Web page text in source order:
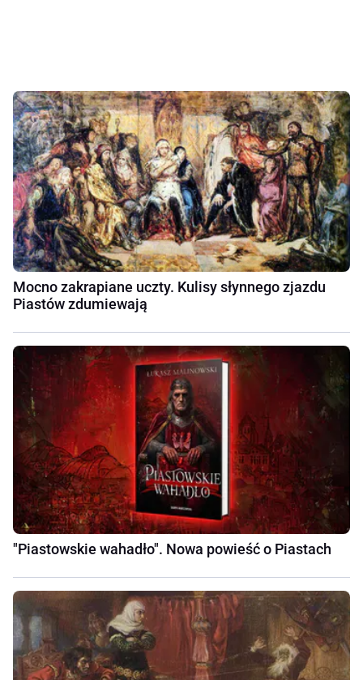
Mocno zakrapiane uczty. Kulisy słynnego zjazdu
Piastów zdumiewają
"Piastowskie wahadło". Nowa powieść o Piastach